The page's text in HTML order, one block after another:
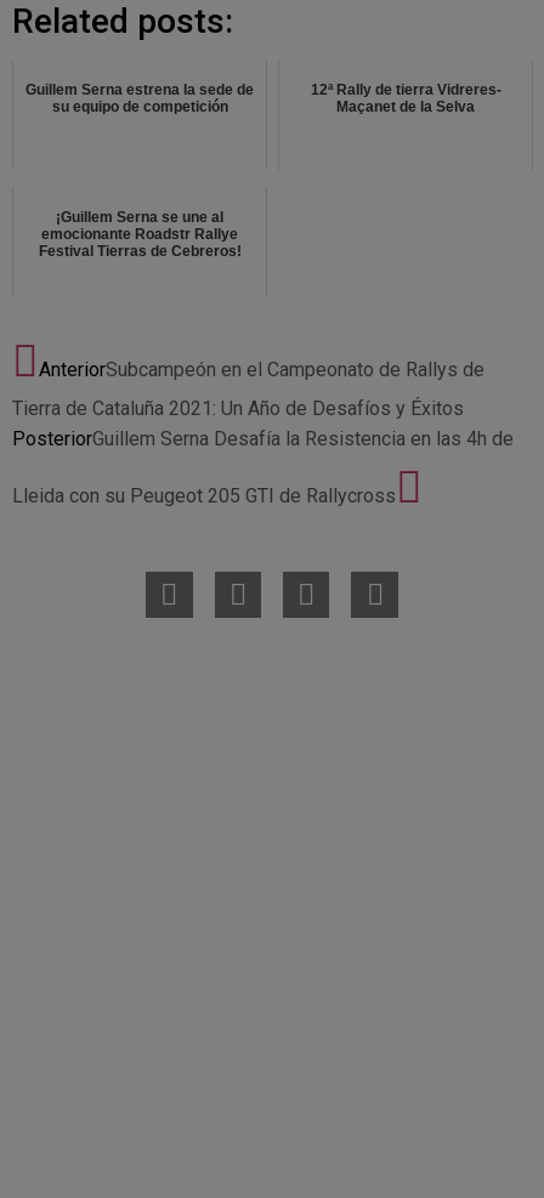
Related posts:
Guillem Serna estrena la sede de
su equipo de competición
12ª Rally de tierra Vidreres-
Maçanet de la Selva
¡Guillem Serna se une al
emocionante Roadstr Rallye
Festival Tierras de Cebreros!
AnteriorSubcampeón en el Campeonato de Rallys de
Tierra de Cataluña 2021: Un Año de Desafíos y Éxitos
PosteriorGuillem Serna Desafía la Resistencia en las 4h de
Lleida con su Peugeot 205 GTI de Rallycross